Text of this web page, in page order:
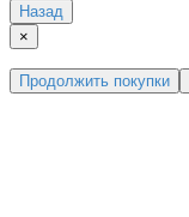
Назад
×
Продолжить покупки